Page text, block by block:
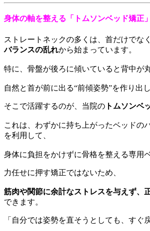
身体の軸を整える「トムソンベッド矯正」
ストレートネックの多くは、首だけでなく
バランスの乱れから始まっています。
特に、骨盤が後ろに傾いていると背中が
自然と首が前に出る“前傾姿勢”を作り出
そこで活躍するのが、当院の トムソンベ
これは、わずかに持ち上がったベッドの
を利用して、
身体に負担をかけずに骨格を整える専用
力任せに押す矯正ではないため、
筋肉や関節に余計なストレスを与えず、
できます。
「自分では姿勢を直そうとしても、すぐ